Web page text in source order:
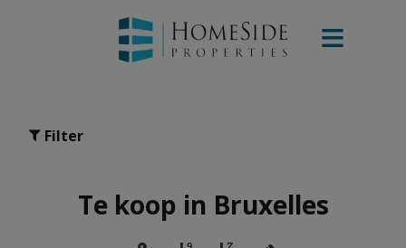
Filter
Te koop in Bruxelles